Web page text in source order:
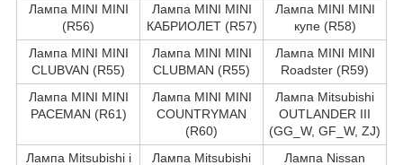
Лампа MINI MINI
(R56)
Лампа MINI MINI
КАБРИОЛЕТ (R57)
Лампа MINI MINI
купе (R58)
Лампа MINI MINI
CLUBVAN (R55)
Лампа MINI MINI
CLUBMAN (R55)
Лампа MINI MINI
Roadster (R59)
Лампа MINI MINI
PACEMAN (R61)
Лампа MINI MINI
COUNTRYMAN
(R60)
Лампа Mitsubishi
OUTLANDER III
(GG_W, GF_W, ZJ)
Лампа Mitsubishi i
Лампа Mitsubishi
Лампа Nissan